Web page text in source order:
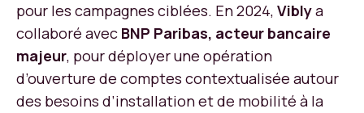
pour les campagnes ciblées. En 2024, Viblya
collaboré avec BNP Paribas, acteur bancaire
majeur, pour déployer une opération
d’ouverture de comptes contextualisée autour
des besoins d’installation et de mobilité à la